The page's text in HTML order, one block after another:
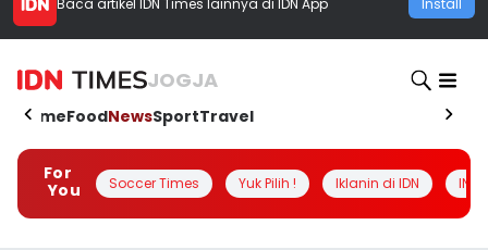
Baca artikel IDN Times lainnya di IDN App Install
JOGJA
HomeFoodNewsSportTravel
For
You
Soccer Times Yuk Pilih ! Iklanin di IDN